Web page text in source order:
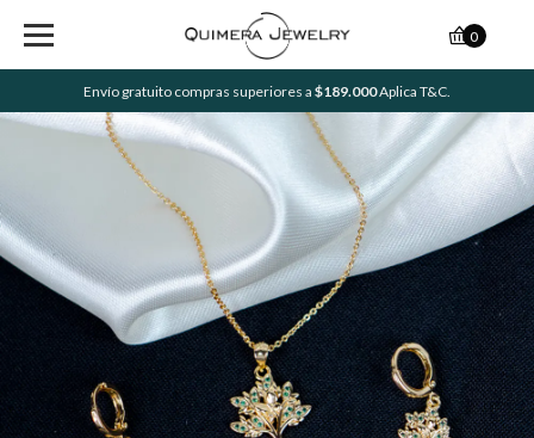
Envío gratuito compras superiores a $189.000Aplica T&C.
0